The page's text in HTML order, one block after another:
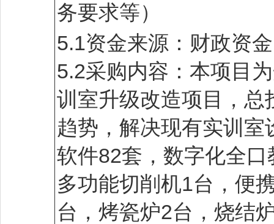
务要求等）
5.1资金来源：财政资金
5.2采购内容：本项目
训室升级改造项目，总
趋势，解决现有实训
软件82套，数字化全
多功能切削机1台，便
台，烤瓷炉2台，烧结